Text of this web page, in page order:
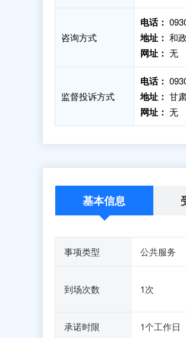
咨询方式
电话：
地址： 和
网址： 无
监督投诉方式
电话：
地址： 甘
网址： 无
基本信息
事项类型 公共服务
到场次数 1次
承诺时限 1个工作日